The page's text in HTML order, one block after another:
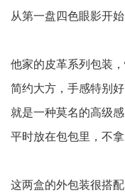
从第一盘四色眼影开
他家的皮革系列包装
简约大方，手感特别好
就是一种莫名的高级感
平时放在包包里，不
这两盒的外包装很搭配